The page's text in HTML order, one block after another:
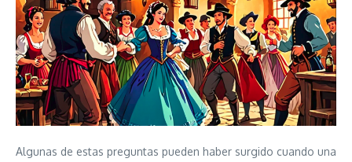
Algunas de estas preguntas pueden haber surgido cuando una